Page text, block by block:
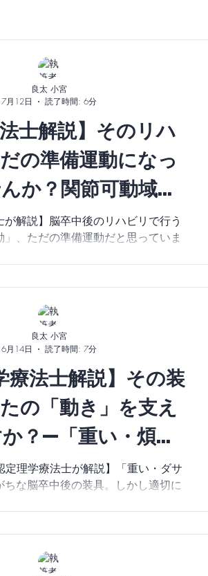
定理学療法士
法士解説】そのリハ
の準備運動になっ
か？関節可動域ト
グの本当の価値
が解説】脳卒中後のリハビリで行う
」、ただの準備運動だと思っていま
年以上のプロが、麻痺した手足を楽
こだわりの関節ケア」を徹底解説！
良太 小宮
7月12日
読了時間: 6分
療法士解説】その装
の「動き」を支え
？—「重い・煩わ
越する装具選びと
ビリの視点—
理学療法士が解説】「重い・ダサ
ちな脳卒中後の装具。しかし適切に
内反）を臨床15年以上の視点で徹
業し、動ける体を作るためのヒント
が満載です。
良太 小宮
6月14日
読了時間: 7分